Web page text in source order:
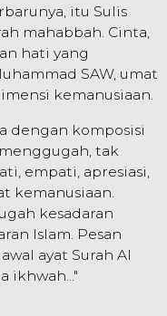
itu Sulis
mahabbah. Cinta,
hati yang
SAW, umat
kemanusiaan.
dengan komposisi
tak
empati, apresiasi,
kemanusiaan.
kesadaran
Islam. Pesan
ayat Surah Al
ikhwah..."